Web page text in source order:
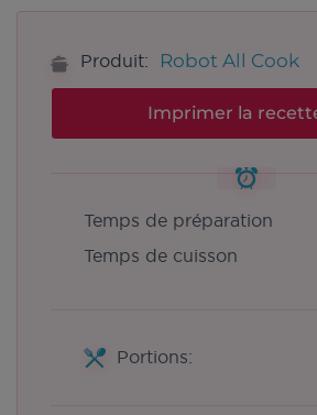
Produit: Robot All Cook
Imprimer la
Temps de préparation
Temps de cuisson
Portions: